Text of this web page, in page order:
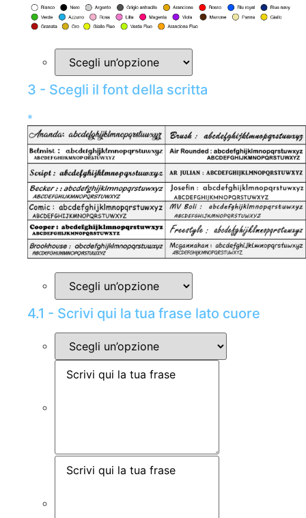
3 - Scegli il font della scritta
*
4.1 - Scrivi qui la tua frase lato cuore